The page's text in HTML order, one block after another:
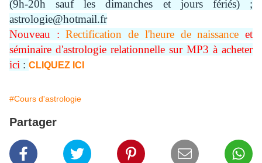
(9h-20h sauf les dimanches et jours fériés) ;
astrologie@hotmail.fr
Nouveau :Rectification de l'heure de naissance et
séminaire d'astrologie relationnelle sur MP3 à acheter
ici : CLIQUEZ ICI
#Cours d'astrologie
Partager